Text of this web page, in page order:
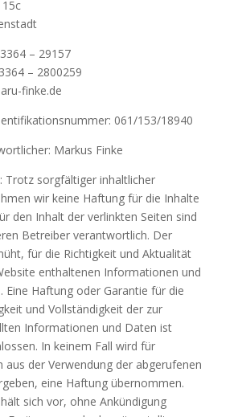
– 29157
– 2800259
finke.de
061/153/18940
Markus Finke
Trotz sorgfältiger inhaltlicher
wir keine Haftung für die Inhalte
den Inhalt der verlinkten Seiten sind
Betreiber verantwortlich. Der
für die Richtigkeit und Aktualität
enthaltenen Informationen und
Eine Haftung oder Garantie für die
und Vollständigkeit der zur
Informationen und Daten ist
In keinem Fall wird für
aus der Verwendung der abgerufenen
eine Haftung übernommen.
sich vor, ohne Ankündigung